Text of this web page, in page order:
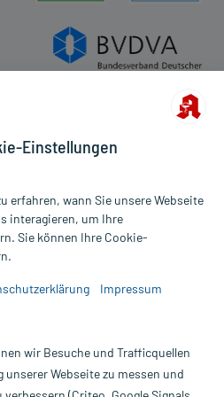
zzgl. Versandkosten
werden ausschließlich für
durch einen Arzt. Bitte
| Diese Webseite benutzt
dazu die wichtigen Hinweise in
Für den Widerruf einer Bestellung
Einstellungen
erfahren, wann Sie unsere Webseite
interagieren, um Ihre
Sie können Ihre Cookie-
Impressum
wir Besuche und Trafficquellen
Webseite zu messen und